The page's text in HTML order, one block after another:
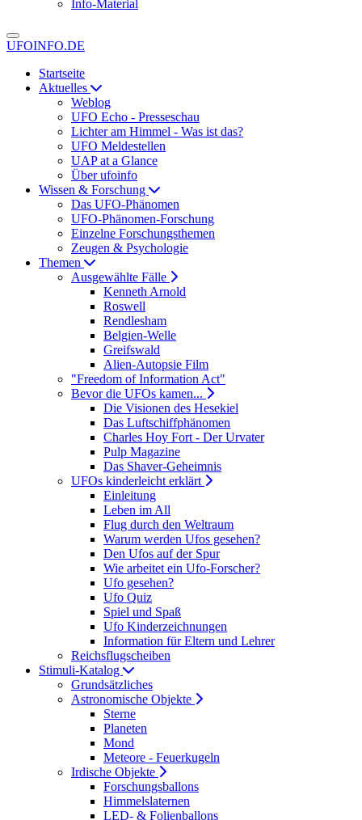
Info-Material
UFOINFO.DE
Startseite
Aktuelles
Weblog
UFO Echo - Presseschau
Lichter am Himmel - Was ist das?
UFO Meldestellen
UAP at a Glance
Über ufoinfo
Wissen & Forschung
Das UFO-Phänomen
UFO-Phänomen-Forschung
Einzelne Forschungsthemen
Zeugen & Psychologie
Themen
Ausgewählte Fälle
Kenneth Arnold
Roswell
Rendlesham
Belgien-Welle
Greifswald
Alien-Autopsie Film
"Freedom of Information Act"
Bevor die UFOs kamen...
Die Visionen des Hesekiel
Das Luftschiffphänomen
Charles Hoy Fort - Der Urvater
Pulp Magazine
Das Shaver-Geheimnis
UFOs kinderleicht erklärt
Einleitung
Leben im All
Flug durch den Weltraum
Warum werden Ufos gesehen?
Den Ufos auf der Spur
Wie arbeitet ein Ufo-Forscher?
Ufo gesehen?
Ufo Quiz
Spiel und Spaß
Ufo Kinderzeichnungen
Information für Eltern und Lehrer
Reichsflugscheiben
Stimuli-Katalog
Grundsätzliches
Astronomische Objekte
Sterne
Planeten
Mond
Meteore - Feuerkugeln
Irdische Objekte
Forschungsballons
Himmelslaternen
LED- & Folienballons